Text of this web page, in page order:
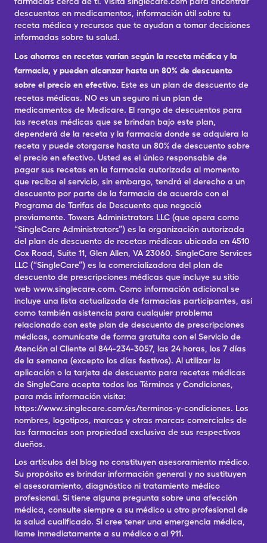
descuentos en medicamentos, información útil sobre tu
receta médica y recursos que te ayudan a tomar decisiones
informadas sobre tu salud.
Los ahorros en recetas varían según la receta médica y la
farmacia, y pueden alcanzar hasta un 80% de descuento
sobre el precio en efectivo. Este es un plan de descuento de
recetas médicas. NO es un seguro ni un plan de
medicamentos de Medicare. El rango de descuentos para
las recetas médicas que se brindan bajo este plan,
dependerá de la receta y la farmacia donde se adquiera la
receta y puede otorgarse hasta un 80% de descuento sobre
el precio en efectivo. Usted es el único responsable de
pagar sus recetas en la farmacia autorizada al momento
que reciba el servicio, sin embargo, tendrá el derecho a un
descuento por parte de la farmacia de acuerdo con el
Programa de Tarifas de Descuento que negoció
previamente. Towers Administrators LLC (que opera como
“SingleCare Administrators”) es la organización autorizada
del plan de descuento de recetas médicas ubicada en 4510
Cox Road, Suite 11, Glen Allen, VA 23060. SingleCare Services
LLC (“SingleCare”) es la comercializadora del plan de
descuento de prescripciones médicas que incluye su sitio
web www.singlecare.com. Como información adicional se
incluye una lista actualizada de farmacias participantes, así
como también asistencia para cualquier problema
relacionado con este plan de descuento de prescripciones
médicas, comunícate de forma gratuita con el Servicio de
Atención al Cliente al 844-234-3057, las 24 horas, los 7 días
de la semana (excepto los días festivos). Al utilizar la
aplicación o la tarjeta de descuento para recetas médicas
de SingleCare acepta todos los Términos y Condiciones,
para más información visita:
https://www.singlecare.com/es/terminos-y-condiciones. Los
nombres, logotipos, marcas y otras marcas comerciales de
las farmacias son propiedad exclusiva de sus respectivos
dueños.
Los artículos del blog no constituyen asesoramiento médico.
Su propósito es brindar información general y no sustituyen
el asesoramiento, diagnóstico ni tratamiento médico
profesional. Si tiene alguna pregunta sobre una afección
médica, consulte siempre a su médico u otro profesional de
la salud cualificado. Si cree tener una emergencia médica,
llame inmediatamente a su médico o al 911.